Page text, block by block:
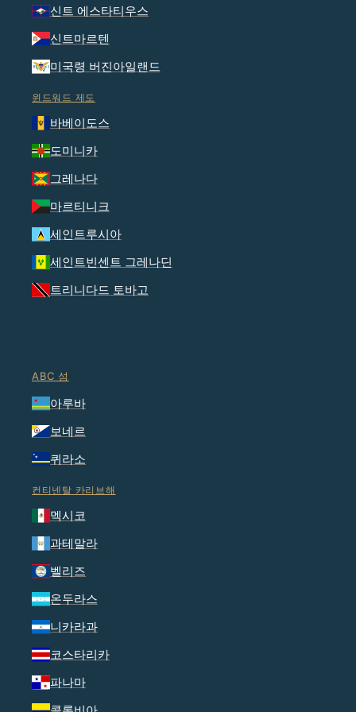
신트 에스타티우스
신트마르텐
미국령 버진아일랜드
윈드워드 제도
바베이도스
도미니카
그레나다
마르티니크
세인트루시아
세인트빈센트 그레나딘
트리니다드 토바고
ABC 섬
아루바
보네르
퀴라소
컨티넨탈 카리브해
멕시코
과테말라
벨리즈
온두라스
니카라과
코스타리카
파나마